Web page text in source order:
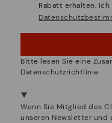
UPS! DAS WAR
NEIN, ICH
Rabatt erhalten.
Bitte lesen Sie eine
Datenschutzrichtlinie
Wenn Sie Mitglied des
unseren Newsletter und